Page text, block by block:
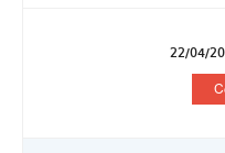
22/04/